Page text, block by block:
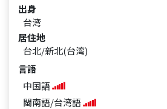
出身
台湾
居住地
台北/新北(台湾)
言語
中国語
閩南語/台湾語